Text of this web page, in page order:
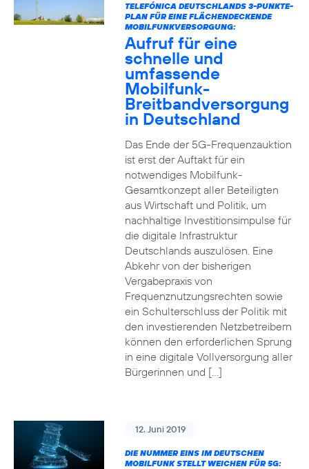
TELEFÓNICA DEUTSCHLANDS 3-PUNKTE-
PLAN FÜR EINE FLÄCHENDECKENDE
MOBILFUNKVERSORGUNG:
Aufruf für eine
schnelle und
umfassende
Mobilfunk-
Breitbandversorgung
in Deutschland
Das Ende der 5G-Frequenzauktion
ist erst der Auftakt für ein
notwendiges Mobilfunk-
Gesamtkonzept aller Beteiligten
aus Wirtschaft und Politik, um
nachhaltige Investitionsimpulse für
die digitale Infrastruktur
Deutschlands auszulösen. Eine
Abkehr von der bisherigen
Vergabepraxis von
Frequenznutzungsrechten sowie
ein Schulterschluss der Politik mit
den investierenden Netzbetreibern
können den erforderlichen Sprung
in eine digitale Vollversorgung aller
Bürgerinnen und […]
12. Juni 2019
DIE NUMMER EINS IM DEUTSCHEN
MOBILFUNK STELLT WEICHEN FÜR 5G: